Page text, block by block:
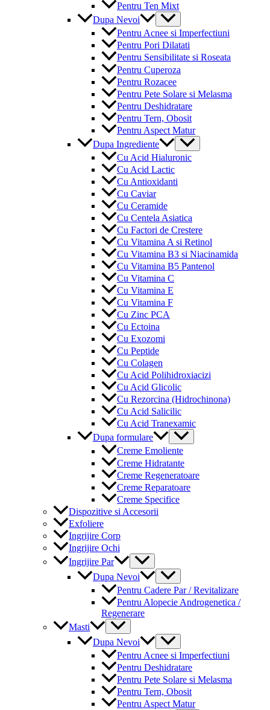
Pentru Ten Mixt
Dupa Nevoi
Menu
Toggle
Pentru Acnee si Imperfectiuni
Pentru Pori Dilatati
Pentru Sensibilitate si Roseata
Pentru Cuperoza
Pentru Rozacee
Pentru Pete Solare si Melasma
Pentru Deshidratare
Pentru Tern, Obosit
Pentru Aspect Matur
Dupa Ingrediente
Menu
Toggle
Cu Acid Hialuronic
Cu Acid Lactic
Cu Antioxidanti
Cu Caviar
Cu Ceramide
Cu Centela Asiatica
Cu Factori de Crestere
Cu Vitamina A si Retinol
Cu Vitamina B3 si Niacinamida
Cu Vitamina B5 Pantenol
Cu Vitamina C
Cu Vitamina E
Cu Vitamina F
Cu Zinc PCA
Cu Ectoina
Cu Exozomi
Cu Peptide
Cu Colagen
Cu Acid Polihidroxiacizi
Cu Acid Glicolic
Cu Rezorcina (Hidrochinona)
Cu Acid Salicilic
Cu Acid Tranexamic
Dupa formulare
Menu
Toggle
Creme Emoliente
Creme Hidratante
Creme Regeneratoare
Creme Reparatoare
Creme Specifice
Dispozitive si Accesorii
Exfoliere
Ingrijire Corp
Ingrijire Ochi
Ingrijire Par
Menu
Toggle
Dupa Nevoi
Menu
Toggle
Pentru Cadere Par / Revitalizare
Pentru Alopecie Androgenetica /
Regenerare
Masti
Menu
Toggle
Dupa Nevoi
Menu
Toggle
Pentru Acnee si Imperfectiuni
Pentru Deshidratare
Pentru Pete Solare si Melasma
Pentru Tern, Obosit
Pentru Aspect Matur